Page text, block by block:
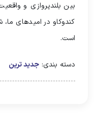
بین بلندپروازی و
کندوکاو در امیدهای
است.
دسته بندی:جدید ترین